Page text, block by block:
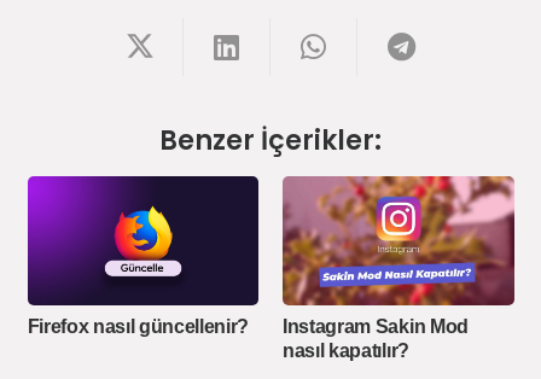
Benzer İçerikler:
Firefox nasıl güncellenir?
Instagram Sakin Mod
nasıl kapatılır?